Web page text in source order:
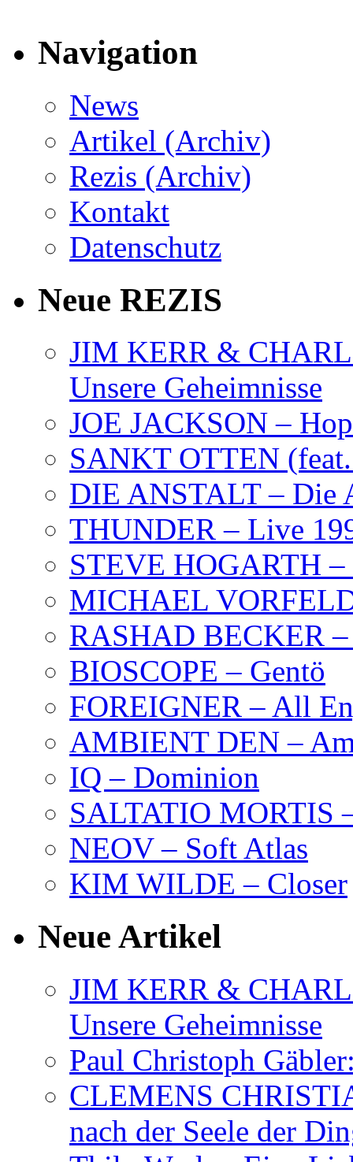
Navigation
News
Artikel (Archiv)
Rezis (Archiv)
Kontakt
Datenschutz
Neue REZIS
JIM KERR &
Unsere Geheimnisse
JOE JACKSON –
SANKT OTTEN
DIE ANSTALT – Die
THUNDER – Live
STEVE HOGARTH –
MICHAEL
RASHAD BECKER
BIOSCOPE – Gentö
FOREIGNER – All
AMBIENT DEN –
IQ – Dominion
SALTATIO MORTIS
NEOV – Soft Atlas
KIM WILDE – Closer
Neue Artikel
JIM KERR &
Unsere Geheimnisse
Paul Christoph
CLEMENS
nach der Seele der